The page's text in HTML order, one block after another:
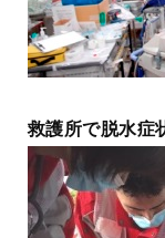
救護所で脱水症